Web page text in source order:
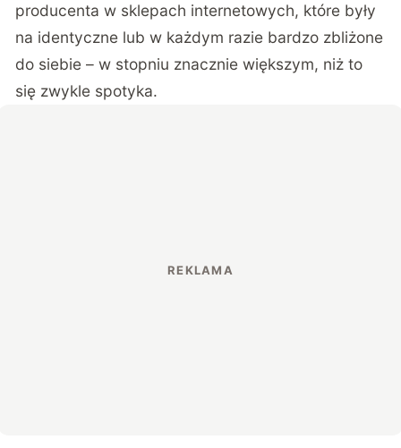
producenta w sklepach internetowych, które były
na identyczne lub w każdym razie bardzo zbliżone
do siebie – w stopniu znacznie większym, niż to
się zwykle spotyka.